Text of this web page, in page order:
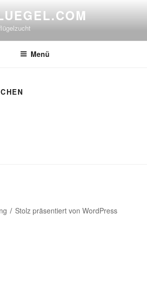
Menü
Stolz präsentiert von WordPress